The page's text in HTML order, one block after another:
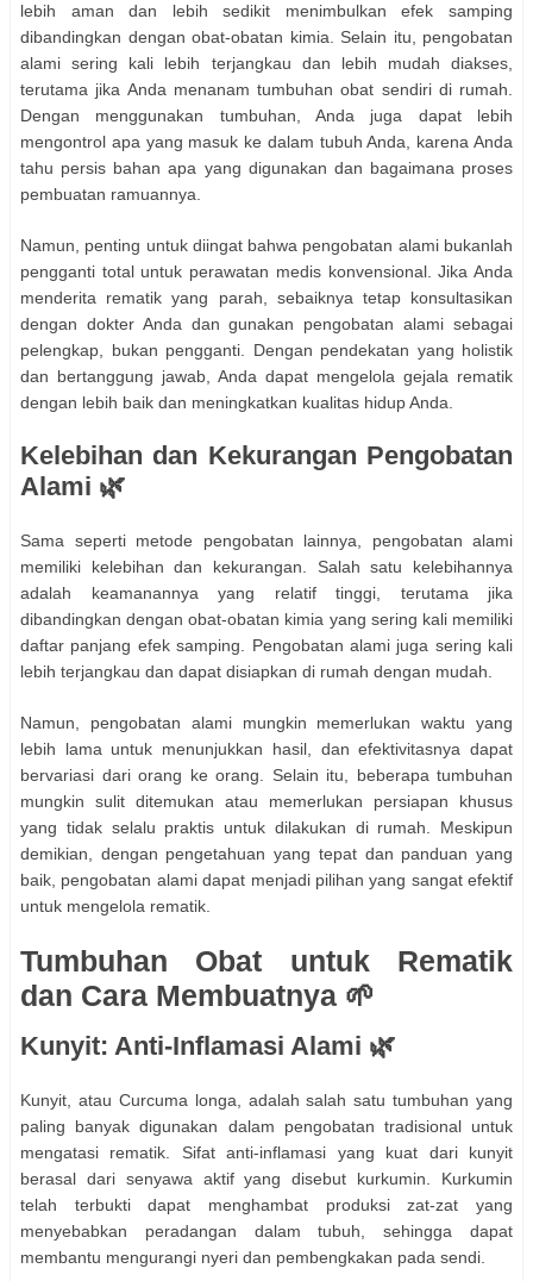
lebih aman dan lebih sedikit menimbulkan efek samping
dibandingkan dengan obat-obatan kimia. Selain itu, pengobatan
alami sering kali lebih terjangkau dan lebih mudah diakses,
terutama jika Anda menanam tumbuhan obat sendiri di rumah.
Dengan menggunakan tumbuhan, Anda juga dapat lebih
mengontrol apa yang masuk ke dalam tubuh Anda, karena Anda
tahu persis bahan apa yang digunakan dan bagaimana proses
pembuatan ramuannya.
Namun, penting untuk diingat bahwa pengobatan alami bukanlah
pengganti total untuk perawatan medis konvensional. Jika Anda
menderita rematik yang parah, sebaiknya tetap konsultasikan
dengan dokter Anda dan gunakan pengobatan alami sebagai
pelengkap, bukan pengganti. Dengan pendekatan yang holistik
dan bertanggung jawab, Anda dapat mengelola gejala rematik
dengan lebih baik dan meningkatkan kualitas hidup Anda.
Kelebihan dan Kekurangan Pengobatan
Alami 🌿
Sama seperti metode pengobatan lainnya, pengobatan alami
memiliki kelebihan dan kekurangan. Salah satu kelebihannya
adalah keamanannya yang relatif tinggi, terutama jika
dibandingkan dengan obat-obatan kimia yang sering kali memiliki
daftar panjang efek samping. Pengobatan alami juga sering kali
lebih terjangkau dan dapat disiapkan di rumah dengan mudah.
Namun, pengobatan alami mungkin memerlukan waktu yang
lebih lama untuk menunjukkan hasil, dan efektivitasnya dapat
bervariasi dari orang ke orang. Selain itu, beberapa tumbuhan
mungkin sulit ditemukan atau memerlukan persiapan khusus
yang tidak selalu praktis untuk dilakukan di rumah. Meskipun
demikian, dengan pengetahuan yang tepat dan panduan yang
baik, pengobatan alami dapat menjadi pilihan yang sangat efektif
untuk mengelola rematik.
Tumbuhan Obat untuk Rematik
dan Cara Membuatnya 🌱
Kunyit: Anti-Inflamasi Alami 🌿
Kunyit, atau Curcuma longa, adalah salah satu tumbuhan yang
paling banyak digunakan dalam pengobatan tradisional untuk
mengatasi rematik. Sifat anti-inflamasi yang kuat dari kunyit
berasal dari senyawa aktif yang disebut kurkumin. Kurkumin
telah terbukti dapat menghambat produksi zat-zat yang
menyebabkan peradangan dalam tubuh, sehingga dapat
membantu mengurangi nyeri dan pembengkakan pada sendi.